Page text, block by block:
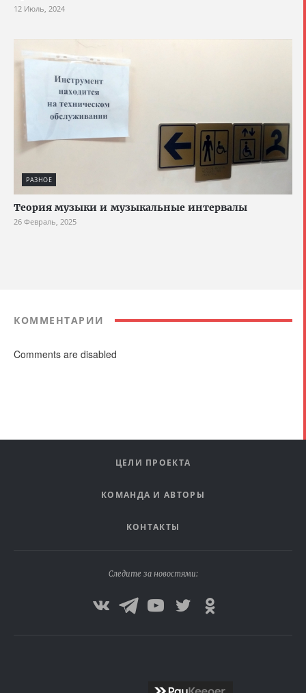
12 Июль, 2024
РАЗНОЕ
Теория музыки и музыкальные интервалы
26 Февраль, 2025
КОММЕНТАРИИ
Comments are disabled
ЦЕЛИ ПРОЕКТА
КОМАНДА И АВТОРЫ
КОНТАКТЫ
Следите за новостями: